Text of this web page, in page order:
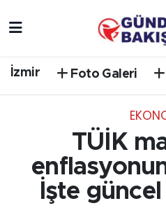
İzmir Foto Galeri
TÜİK
İşte
EGE
EĞİTİM
Trafik Durumu
Süper Lig Puan
Tüm Manşetler